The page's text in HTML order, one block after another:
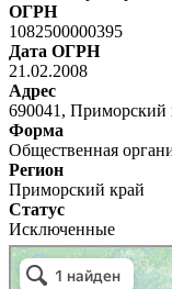
ОГРН
1082500000395
Дата ОГРН
21.02.2008
Адрес
690041, Приморский
Форма
Общественная
Регион
Приморский край
Статус
Исключенные